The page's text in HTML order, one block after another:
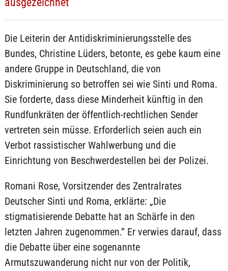
Die Leiterin der Antidiskriminierungsstelle des
Bundes, Christine Lüders, betonte, es gebe kaum eine
andere Gruppe in Deutschland, die von
Diskriminierung so betroffen sei wie Sinti und Roma.
Sie forderte, dass diese Minderheit künftig in den
Rundfunkräten der öffentlich-rechtlichen Sender
vertreten sein müsse. Erforderlich seien auch ein
Verbot rassistischer Wahlwerbung und die
Einrichtung von Beschwerdestellen bei der Polizei.
Romani Rose, Vorsitzender des Zentralrates
Deutscher Sinti und Roma, erklärte: „Die
stigmatisierende Debatte hat an Schärfe in den
letzten Jahren zugenommen.“ Er verwies darauf, dass
die Debatte über eine sogenannte
Armutszuwanderung nicht nur von der Politik,